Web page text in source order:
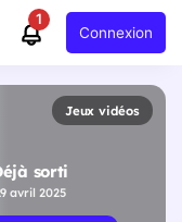
1
Connexion
Jeux vidéos
sorti
avril 2025